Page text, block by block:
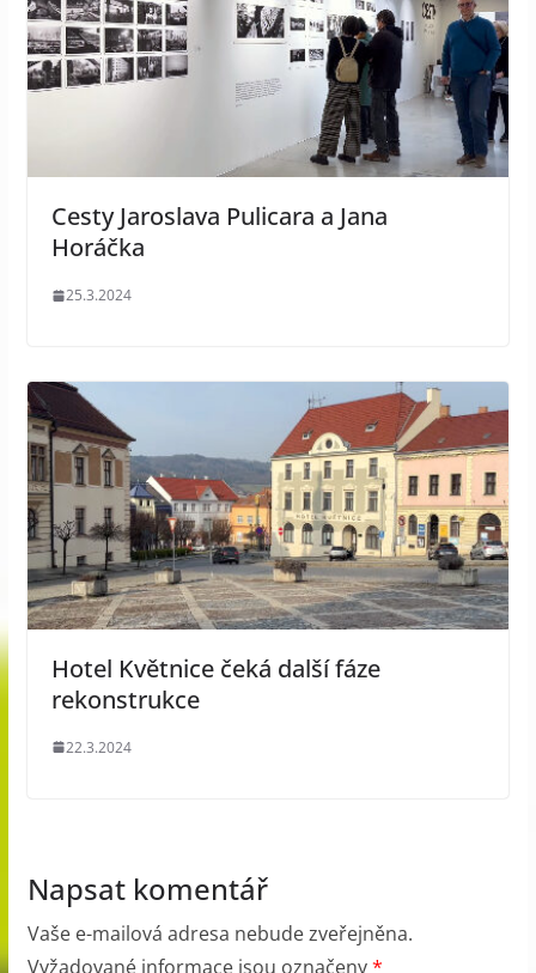
Cesty Jaroslava Pulicara a Jana
Horáčka
25.3.2024
Hotel Květnice čeká další fáze
rekonstrukce
22.3.2024
Napsat komentář
Vaše e-mailová adresa nebude zveřejněna.
Vyžadované informace jsou označeny*